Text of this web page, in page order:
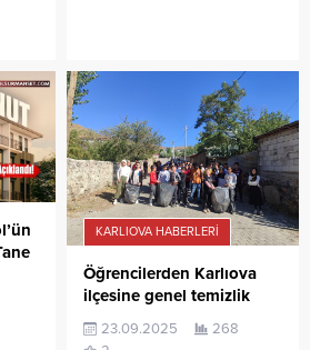
KARLIOVA HABERLERI
Öğrencilerden Karlıova
ilçesine genel temizlik
23.09.2025
268